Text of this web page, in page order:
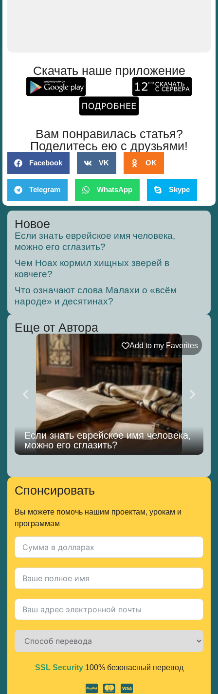
Скачать наше приложение
Вам понравилась статья?
Поделитесь ею с друзьями!
Facebook VK OK
Telegram WhatsApp Skype
Новое
Если знать еврейское имя человека,
можно его сглазить?
Чем Ноах кормил хищных зверей в
ковчеге?
Что означают слова Малахи о «всём
народе» и десятинах?
Еще от Автора
Add to my Favorites
Если знать еврейское имя человека,
можно его сглазить?
Спонсировать
Вы можете помочь нашим проектам, урокам и
программам
Alternative:
SSL Security100% безопасный перевод